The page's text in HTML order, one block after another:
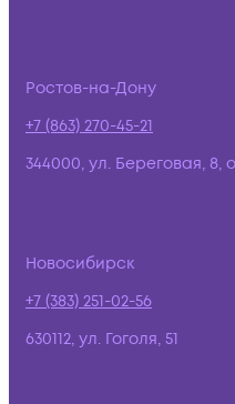
Ростов-на-Дону
+7 (863) 270-45-21
344000, ул. Береговая, 8,
Новосибирск
+7 (383) 251-02-56
630112, ул. Гоголя, 51